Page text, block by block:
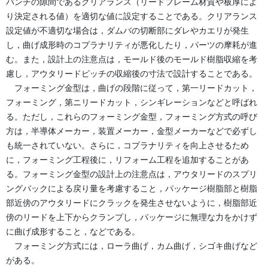
り決定される値）を適切な値に設定することである。クリアランス
設定値が不適切な場合は，ダムバの切断部にダレやカエリが発生
し，曲げ成形時のコプラナリティが悪化したり，パーツの摩耗が進
む。また，設計上の注意点は，モールド後のモールド樹脂収縮を考
慮し，アウタリードピッチの収縮後の寸法で設計することである。
フォーミング金型は，曲げの段階に従って，第一リードカット，
フォーミング，第ニリードカット，シンギレーションなどと呼ばれ
る。ただし，これらのフォーミング金型，フォーミング方式の呼び
方は，半導体メーカー，装置メーカー，金型メーカーなどで必ずし
も統一されていない。さらに，コプラナリティを向上させるため
に，フォーミング工程後に，リフォーム工程を追加することがあ
る。フォーミング金型の設計上の注意点は，アウタリードのスプリ
ングバックによる戻り量を考慮すること，パッケージ樹脂部と樹脂
部近傍のアウタリードにクラックを発生させないように，樹脂部近
傍のリードを上下からクランプし，パッケージに無理な力をかけず
に曲げ成形すること，などである。
フォーミング方式には，ローラ曲げ，カム曲げ，シゴキ曲げなど
がある。